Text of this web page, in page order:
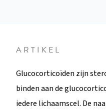
ARTIKEL
Glucocorticoïden zijn
binden aan de
iedere lichaamscel. De